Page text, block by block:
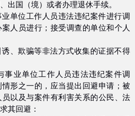
出国（境）或者办理退休手续。
单位工作人员违法违纪案件进行调
人员进行；接受调查的单位和个人
、欺骗等非法方式收集的证据不得
业单位工作人员违法违纪案件调
形之一的，应当提出回避申请；被
以及与案件有利害关系的公民、法
其回避：